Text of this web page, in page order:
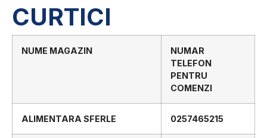
CURTICI
NUME MAGAZIN
NUMAR
TELEFON
PENTRU
COMENZI
ALIMENTARA SFERLE 0257465215